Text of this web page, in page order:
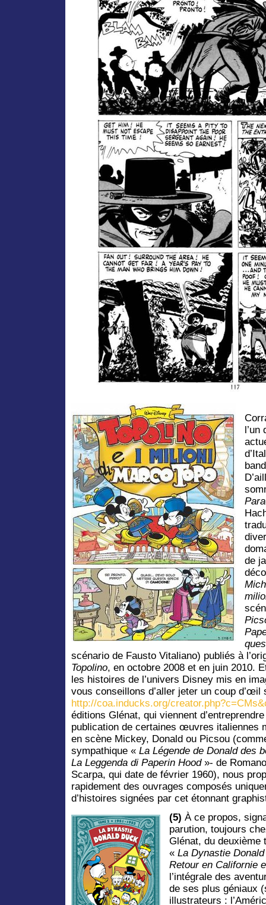
l’un
de
scénario de Fausto Vitaliano) publiés à
Topolino, en octobre 2008 et en juin 2010.
les histoires de l’univers Disney mis en
vous conseillons d’aller jeter un coup d’œil
http://coa.inducks.org/
éditions Glénat, qui viennent
publication de certaines œuvres italiennes
en scène Mickey, Donald ou Picsou
sympathique « La Légende de Donald des
La Leggenda di Paperin Hood »- de Romano
Scarpa, qui date de février 1960), nous
rapidement des ouvrages composés
d’histoires signées par cet étonnant
(5) À ce propos,
parution, toujours
Glénat, du deuxième
« La Dynastie
Retour en Californie
l’intégrale des
de ses plus géniaux
illustrateurs :